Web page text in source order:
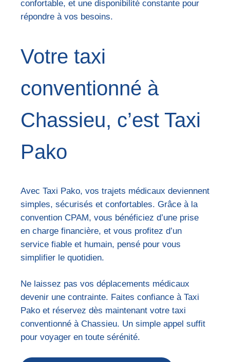
confortable, et une disponibilité constante pour
répondre à vos besoins.
Votre taxi
conventionné à
Chassieu, c’est Taxi
Pako
Avec Taxi Pako, vos trajets médicaux deviennent
simples, sécurisés et confortables. Grâce à la
convention CPAM, vous bénéficiez d’une prise
en charge financière, et vous profitez d’un
service fiable et humain, pensé pour vous
simplifier le quotidien.
Ne laissez pas vos déplacements médicaux
devenir une contrainte. Faites confiance à Taxi
Pako et réservez dès maintenant votre taxi
conventionné à Chassieu. Un simple appel suffit
pour voyager en toute sérénité.